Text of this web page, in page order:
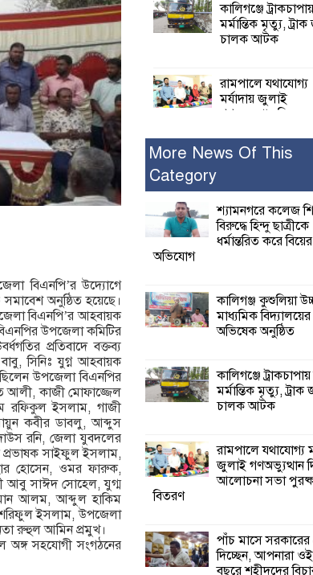
বিএনপি’র উদ্যোগে
সমাবেশ অনুষ্ঠিত হয়েছে।
বিএনপি’র আহবায়ক
উপজেলা কমিটির
প্রতিবাদে বক্তব্য
সিনিঃ যুগ্ন আহবায়ক
উপজেলা বিএনপির
আলী, কাজী মোফাজ্জেল
রফিকুল ইসলাম, গাজী
কবীর ডাবলু, আব্দুস
রনি, জেলা যুবদলের
প্রভাষক সাইফুল ইসলাম,
হোসেন, ওমর ফারুক,
আবু সাঈদ সোহেল, যুগ্ম
আলম, আব্দুল হাকিম
ইসলাম, উপজেলা
রুহুল আমিন প্রমুখ।
অঙ্গ সহযোগী সংগঠনের
কালিগঞ্জে
মর্মান্তিক মৃত্যু,
চালক আটক
রামপালে যথাযোগ্য
মর্যাদায় জুলাই
গণঅভ্যুত্থান দিবসে
কাদেরসহ
বিরুদ্ধে যুক্তিতর্ক
ট্রাইব্যুনালে
নুরুল হক নুর
পাঁচ মাসে সরকারের
বছরে শহীদদের
করলেন না কেন: শহীদ জিসানের
ক্ষোভ
কালিগঞ্জে নিখোঁজ
মরদেহ অবশেষে
ইছামতী নদীতে
২নং ওয়ার্ডের
কর্মী সম্মেলন
More News Of This
Category
শ্যামনগরে কলেজ
বিরুদ্ধে হিন্দু ছাত্রীকে
ধর্মান্তরিত করে বিয়ের
অভিযোগ
কালিগঞ্জ কুশুলিয়া
মাধ্যমিক
অভিষেক অনুষ্ঠিত
কালিগঞ্জে
মর্মান্তিক মৃত্যু, ট্রাক
চালক আটক
রামপালে যথাযোগ্য
জুলাই গণঅভ্যুত্থান
আলোচনা সভা
বিতরণ
পাঁচ মাসে
দিচ্ছেন, আপনারা
বছরে শহীদদের